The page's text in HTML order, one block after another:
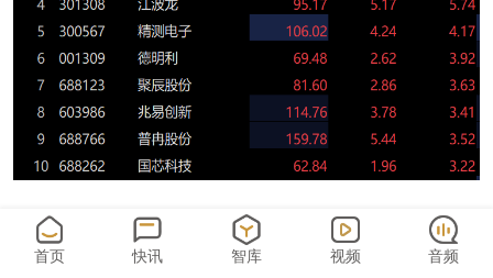
ETF方面，数字经济ETF（159658）终结前几日下跌趋势大
首页 快讯 智库 视频 音频